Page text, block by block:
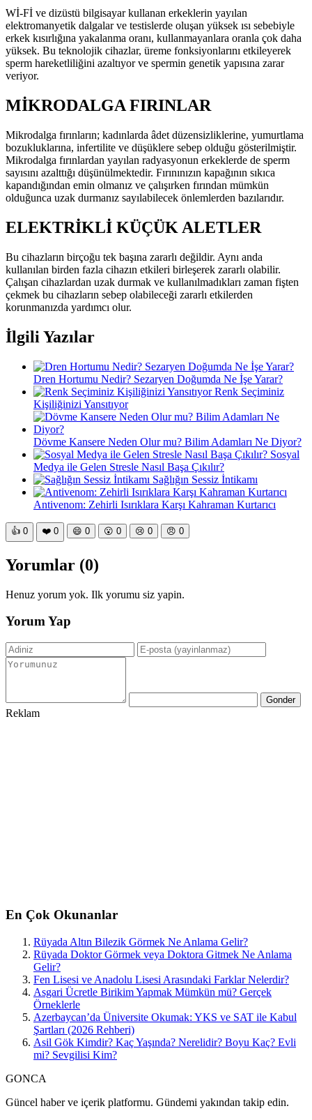
Wİ-Fİ ve dizüstü bilgisayar kullanan erkeklerin yayılan
elektromanyetik dalgalar ve testislerde oluşan yüksek ısı sebebiyle
erkek kısırlığına yakalanma oranı, kullanmayanlara oranla çok daha
yüksek. Bu teknolojik cihazlar, üreme fonksiyonlarını etkileyerek
sperm hareketliliğini azaltıyor ve spermin genetik yapısına zarar
veriyor.
MİKRODALGA FIRINLAR
Mikrodalga fırınların; kadınlarda âdet düzensizliklerine, yumurtlama
bozukluklarına, infertilite ve düşüklere sebep olduğu gösterilmiştir.
Mikrodalga fırınlardan yayılan radyasyonun erkeklerde de sperm
sayısını azalttığı düşünülmektedir. Fırınınızın kapağının sıkıca
kapandığından emin olmanız ve çalışırken fırından mümkün
olduğunca uzak durmanız sayılabilecek önlemlerden bazılarıdır.
ELEKTRİKLİ KÜÇÜK ALETLER
Bu cihazların birçoğu tek başına zararlı değildir. Aynı anda
kullanılan birden fazla cihazın etkileri birleşerek zararlı olabilir.
Çalışan cihazlardan uzak durmak ve kullanılmadıkları zaman fişten
çekmek bu cihazların sebep olabileceği zararlı etkilerden
korunmanızda yardımcı olur.
İlgili Yazılar
Dren Hortumu Nedir? Sezaryen Doğumda Ne İşe Yarar?
Renk Seçiminiz
Kişiliğinizi Yansıtıyor
Dövme Kansere Neden Olur mu? Bilim Adamları Ne Diyor?
Sosyal
Medya ile Gelen Stresle Nasıl Başa Çıkılır?
Sağlığın Sessiz İntikamı
Antivenom: Zehirli Isırıklara Karşı Kahraman Kurtarıcı
👍 0 ❤️ 0 😄 0 😮 0 😢 0 😠 0
Yorumlar (0)
Henuz yorum yok. Ilk yorumu siz yapin.
Yorum Yap
Gonder
Reklam
En Çok Okunanlar
Rüyada Altın Bilezik Görmek Ne Anlama Gelir?
Rüyada Doktor Görmek veya Doktora Gitmek Ne Anlama
Gelir?
Fen Lisesi ve Anadolu Lisesi Arasındaki Farklar Nelerdir?
Asgari Ücretle Birikim Yapmak Mümkün mü? Gerçek
Örneklerle
Azerbaycan’da Üniversite Okumak: YKS ve SAT ile Kabul
Şartları (2026 Rehberi)
Asil Gök Kimdir? Kaç Yaşında? Nerelidir? Boyu Kaç? Evli
mi? Sevgilisi Kim?
GONCA
Güncel haber ve içerik platformu. Gündemi yakından takip edin.